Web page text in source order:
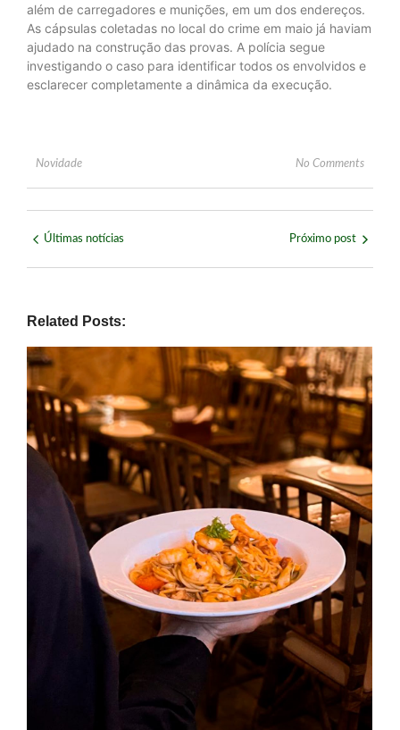
além de carregadores e munições, em um dos endereços.
As cápsulas coletadas no local do crime em maio já haviam
ajudado na construção das provas. A polícia segue
investigando o caso para identificar todos os envolvidos e
esclarecer completamente a dinâmica da execução.
Novidade No Comments
Últimas notícias Próximo post
Related Posts: